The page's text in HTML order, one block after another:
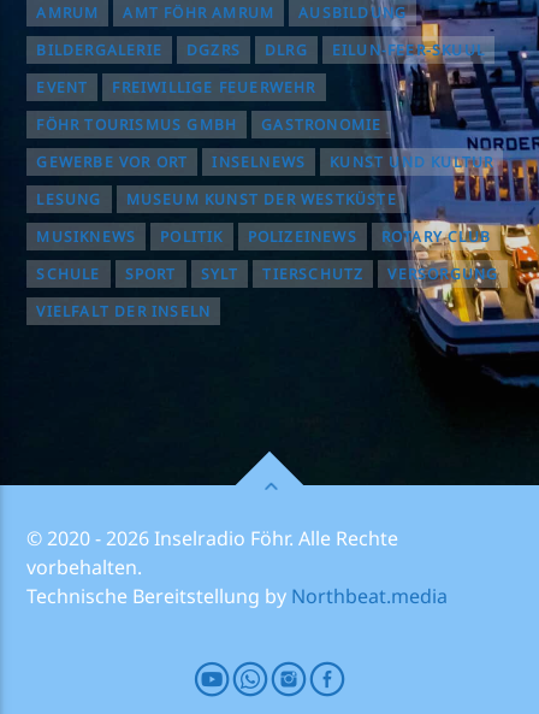
AMRUM AMT FÖHR AMRUM
AUSBILDUNG
BILDERGALERIE
DGZRS DLRG
EILUN-FEER-SKUUL
EVENT
FREIWILLIGE FEUERWEHR
FÖHR TOURISMUS GMBH
GASTRONOMIE
GEWERBE VOR ORT
INSELNEWS
KUNST UND KULTUR
LESUNG
MUSEUM KUNST DER WESTKÜSTE
MUSIKNEWS
POLITIK POLIZEINEWS
ROTARY CLUB
SCHULE
SPORT SYLT TIERSCHUTZ
VERSORGUNG
VIELFALT DER INSELN
© 2020 - 2026 Inselradio Föhr. Alle Rechte
vorbehalten.
Technische Bereitstellung by Northbeat.media